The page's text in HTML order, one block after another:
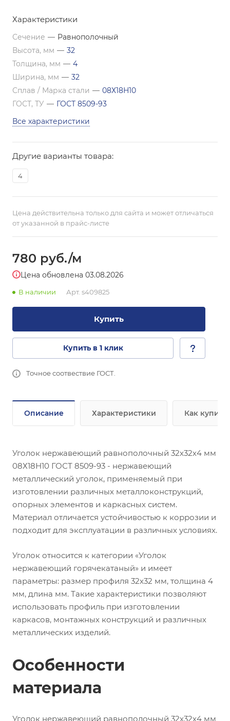
Характеристики
Сечение — Равнополочный
Высота, мм — 32
Толщина, мм — 4
Ширина, мм — 32
Сплав / Марка стали — 08Х18Н10
ГОСТ, ТУ — ГОСТ 8509-93
Все характеристики
Другие варианты товара:
4
Цена действительна только для сайта и может отличаться
от указанной в прайс-листе
780 руб./м
Цена обновлена 03.08.2026
В наличии Арт. s409825
Купить
Купить в 1 клик
Точное соотвествие ГОСТ.
Описание Характеристики Как купить
Уголок нержавеющий равнополочный 32х32х4 мм
08Х18Н10 ГОСТ 8509-93 - нержавеющий
металлический уголок, применяемый при
изготовлении различных металлоконструкций,
опорных элементов и каркасных систем.
Материал отличается устойчивостью к коррозии и
подходит для эксплуатации в различных условиях.
Уголок относится к категории «Уголок
нержавеющий горячекатаный» и имеет
параметры: размер профиля 32х32 мм, толщина 4
мм, длина мм. Такие характеристики позволяют
использовать профиль при изготовлении
каркасов, монтажных конструкций и различных
металлических изделий.
Особенности
материала
Уголок нержавеющий равнополочный 32х32х4 мм